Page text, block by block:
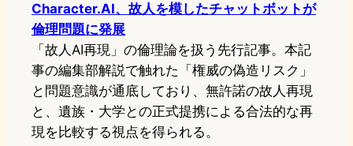
Character.AI、故人を模したチャットボットが
倫理問題に発展
「故人AI再現」の倫理論を扱う先行記事。本記
事の編集部解説で触れた「権威の偽造リスク」
と問題意識が通底しており、無許諾の故人再現
と、遺族・大学との正式提携による合法的な再
現を比較する視点を得られる。